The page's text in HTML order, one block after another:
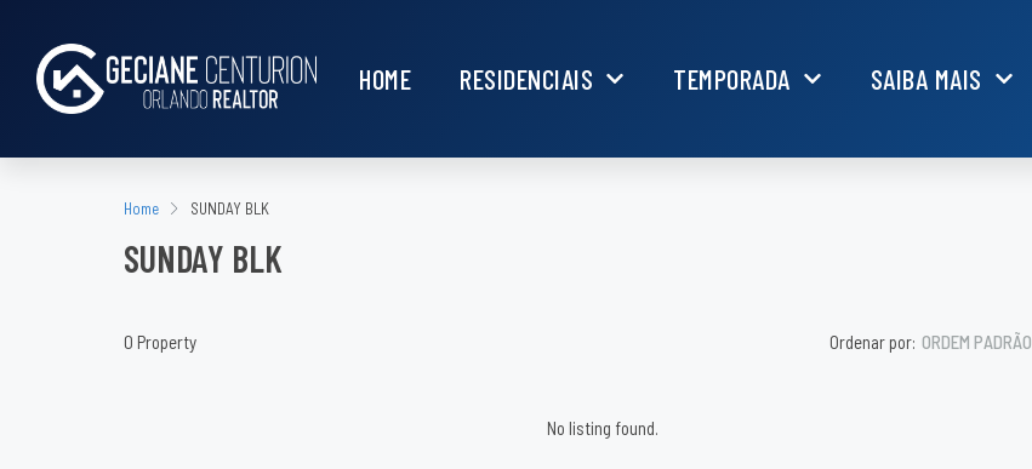
HOME RESIDENCIAIS TEMPORADA SAIBA MAIS
Home SUNDAY BLK
SUNDAY BLK
0 Property Ordenar por: ORDEM PADRÃO
No listing found.